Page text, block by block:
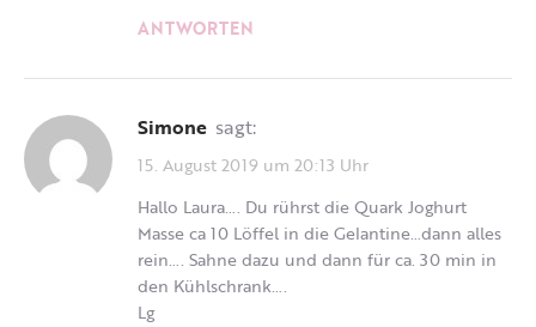
ANTWORTEN
Simone sagt:
15. August 2019 um 20:13 Uhr
Hallo Laura…. Du rührst die Quark Joghurt
Masse ca 10 Löffel in die Gelantine…dann alles
rein…. Sahne dazu und dann für ca. 30 min in
den Kühlschrank….
Lg